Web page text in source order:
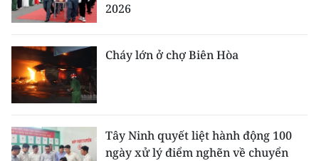
2026
Cháy lớn ở chợ Biên Hòa
Tây Ninh quyết liệt hành động 100
ngày xử lý điểm nghẽn về chuyển